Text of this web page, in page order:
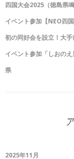
四国大会2025（徳島県
イベント参加【NEO四国
初の同好会を設立！大手
イベント参加「しおの
県
2025年11月